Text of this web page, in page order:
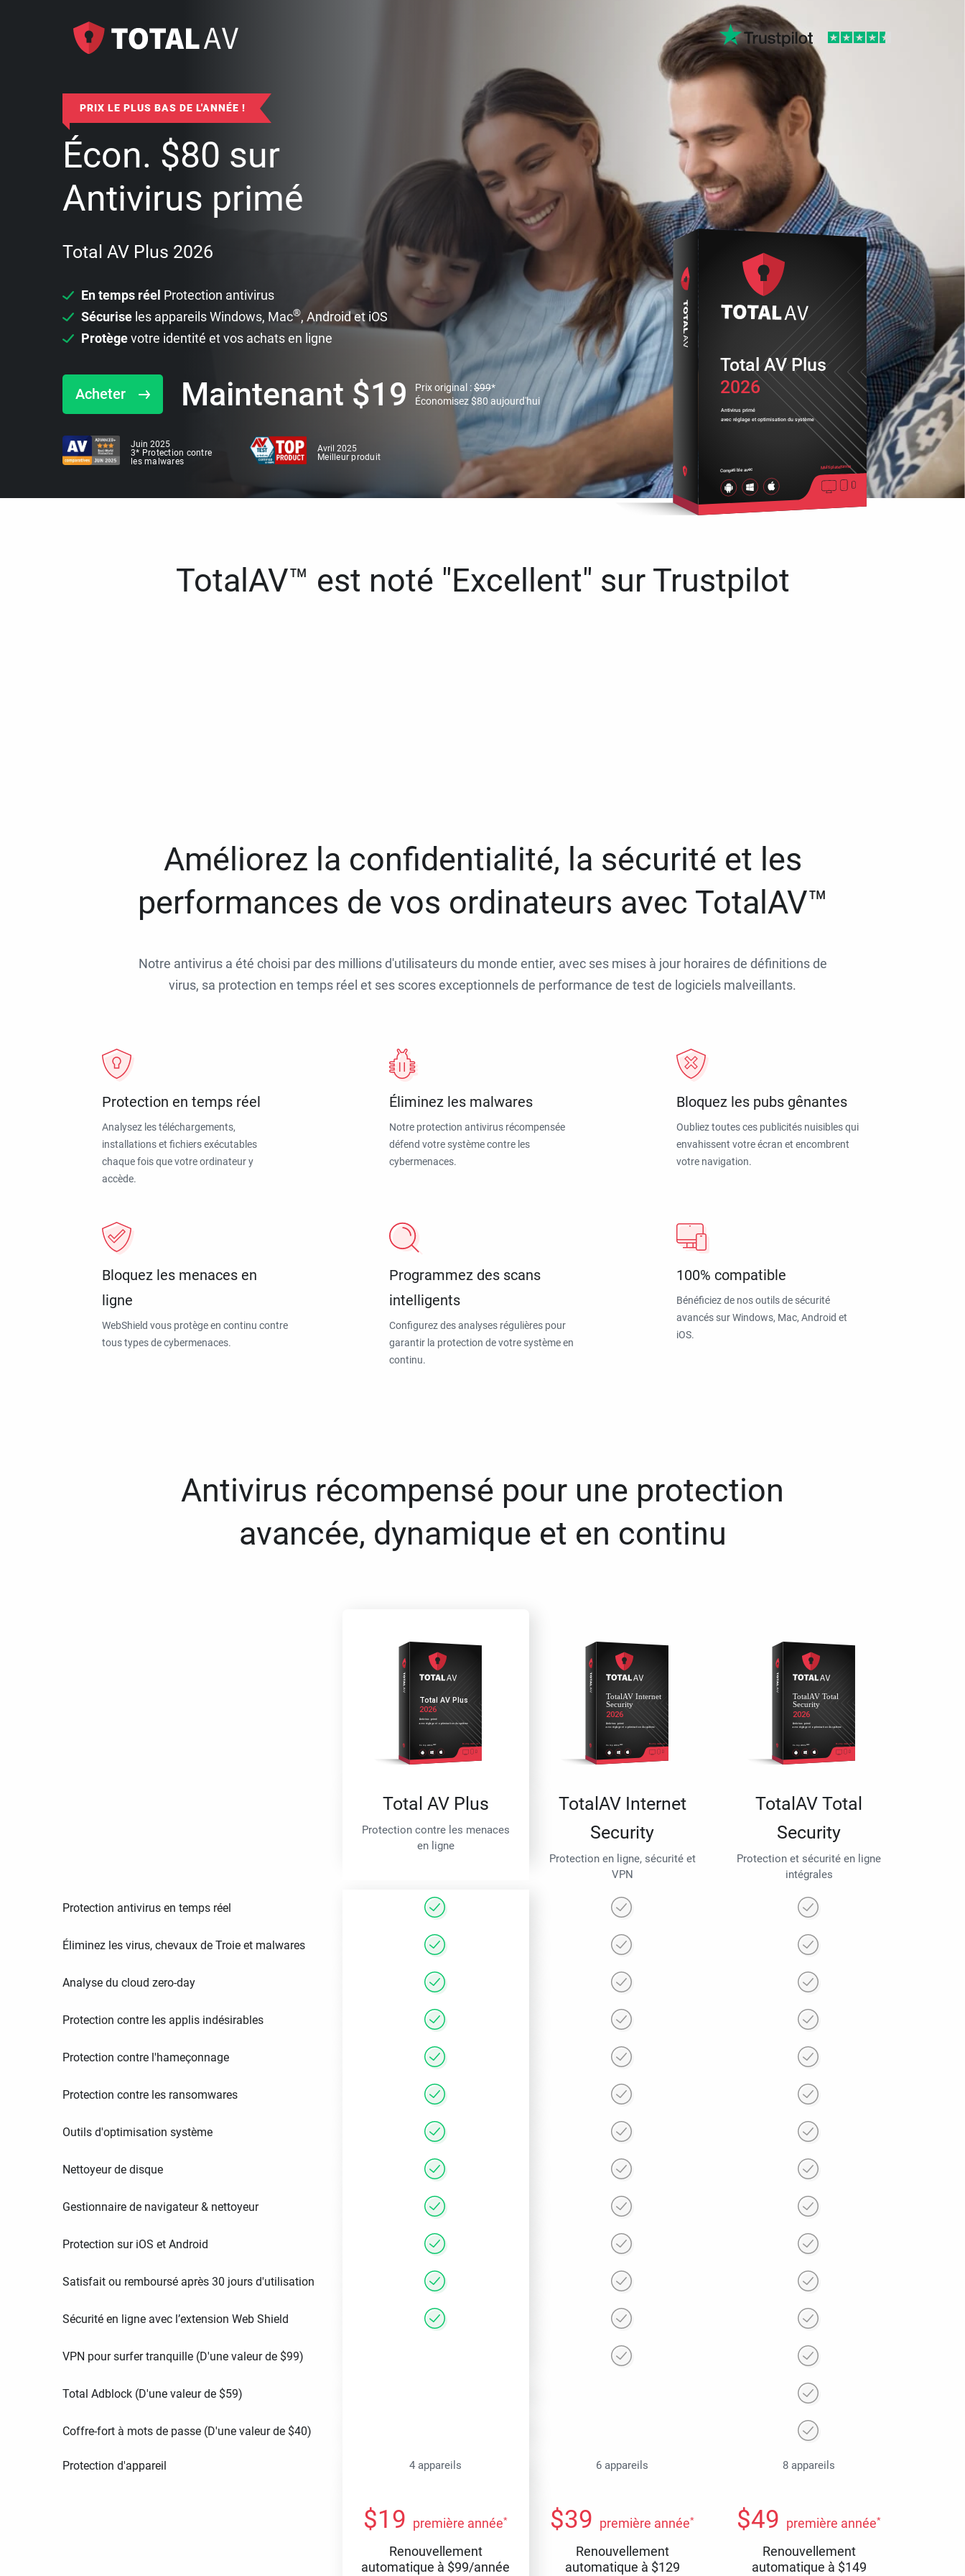
PRIX LE PLUS BAS DE L'ANNÉE !
Écon. $80 sur
Antivirus primé
Total AV Plus 2026
En temps réel Protection antivirus
Sécurise les appareils Windows, Mac®, Android et iOS
Protègevotre identité et vos achats en ligne
Acheter Maintenant $19 Prix original :$99*
Économisez$80 aujourd'hui
Juin 2025
3* Protection contre
les malwares
Avril 2025
Meilleur produit
2026
Antivirus primé
avec réglage et optimisation du système
Compatible avec Multiplateforme
Total AV Plus
TotalAV™ est noté "Excellent" sur Trustpilot
Améliorez la confidentialité, la sécurité et les
performances de vos ordinateurs avec TotalAV™
Notre antivirus a été choisi par des millions d'utilisateurs du monde entier, avec ses mises à jour horaires de définitions de
virus, sa protection en temps réel et ses scores exceptionnels de performance de test de logiciels malveillants.
Protection en temps réel
Analysez les téléchargements,
installations et fichiers exécutables
chaque fois que votre ordinateur y
accède.
Éliminez les malwares
Notre protection antivirus récompensée
défend votre système contre les
cybermenaces.
Bloquez les pubs gênantes
Oubliez toutes ces publicités nuisibles qui
envahissent votre écran et encombrent
votre navigation.
Bloquez les menaces en
ligne
WebShield vous protège en continu contre
tous types de cybermenaces.
Programmez des scans
intelligents
Configurez des analyses régulières pour
garantir la protection de votre système en
continu.
100% compatible
Bénéficiez de nos outils de sécurité
avancés sur Windows, Mac, Android et
iOS.
Antivirus récompensé pour une protection
avancée, dynamique et en continu
Total AV Plus
Protection contre les menaces
en ligne
TotalAV Internet
Security
Protection en ligne, sécurité et
VPN
TotalAV Total
Security
Protection et sécurité en ligne
intégrales
Protection antivirus en temps réel
Éliminez les virus, chevaux de Troie et malwares
Analyse du cloud zero-day
Protection contre les applis indésirables
Protection contre l'hameçonnage
Protection contre les ransomwares
Outils d'optimisation système
Nettoyeur de disque
Gestionnaire de navigateur & nettoyeur
Protection sur iOS et Android
Satisfait ou remboursé après 30 jours d'utilisation
Sécurité en ligne avec l’extension Web Shield
VPN pour surfer tranquille (D'une valeur de $99)
Total Adblock (D'une valeur de $59)
Coffre-fort à mots de passe (D'une valeur de $40)
Protection d'appareil 4 appareils 6 appareils 8 appareils
$19 première année*
Renouvellement
automatique à $99/année
$39 première année*
Renouvellement
automatique à $129
$49 première année*
Renouvellement
automatique à $149